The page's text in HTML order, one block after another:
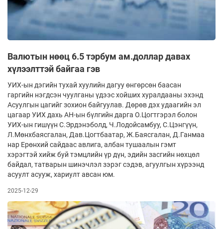
Валютын нөөц 6.5 тэрбум ам.доллар давах
хүлээлттэй байгаа гэв
УИХ-ын дэгийн тухай хуулийн дагуу өнгөрсөн баасан
гаргийн нэгдсэн чуулганы үдээс хойших хуралдааны эхэнд
Асуулгын цагийг зохион байгуулав. Дөрөв дэх удаагийн эл
цагаар УИХ дахь АН-ын бүлгийн дарга О.Цогтгэрэл болон
УИХ-ын гишүүн С.Эрдэнэболд, Ч.Лодойсамбуу, С.Цэнгүүн,
Л.Мөнхбаясгалан, Дав.Цогтбаатар, Ж.Баясгалан, Д.Ганмаа
нар Ерөнхий сайдаас авлига, албан тушаалын гэмт
хэрэгтэй хийж буй тэмцлийн үр дүн, эдийн засгийн нөхцөл
байдал, татварын шинэчлэл зэрэг сэдэв, агуулгын хүрээнд
асуулт асууж, хариулт авсан юм.
2025-12-29